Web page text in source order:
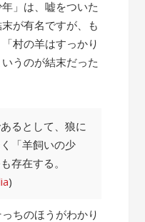
」は、嘘をついた
が有名ですが、も
村の羊はすっかり
うのが結末だった
るとして、狼に
「羊飼いの少
存在する。
)
ちのほうがわかり